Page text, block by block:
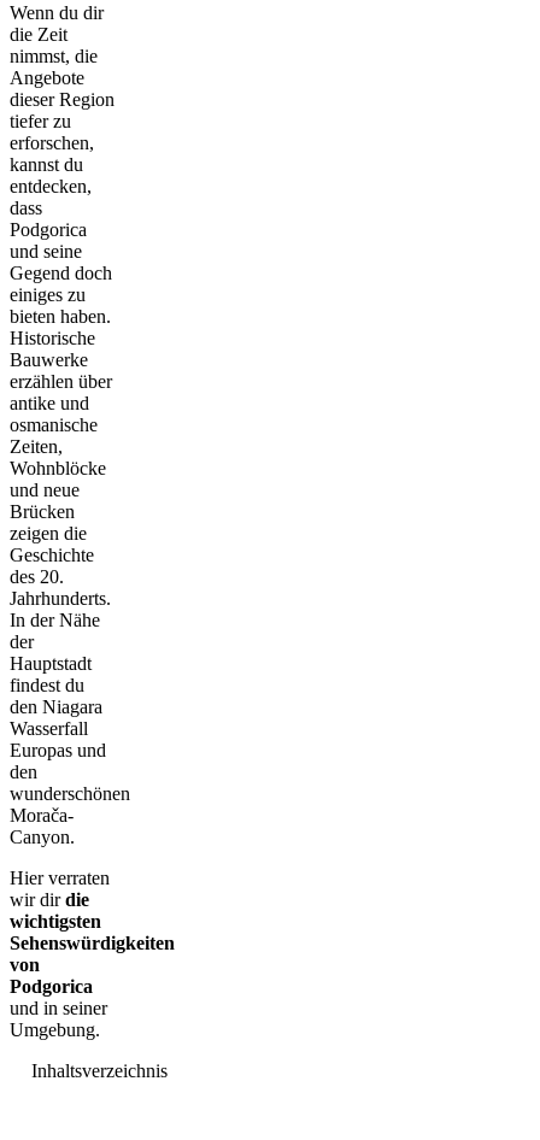
Wenn du dir
die Zeit
nimmst, die
Angebote
dieser Region
tiefer zu
erforschen,
kannst du
entdecken,
dass
Podgorica
und seine
Gegend doch
einiges zu
bieten haben.
Historische
Bauwerke
erzählen über
antike und
osmanische
Zeiten,
Wohnblöcke
und neue
Brücken
zeigen die
Geschichte
des 20.
Jahrhunderts.
In der Nähe
der
Hauptstadt
findest du
den Niagara
Wasserfall
Europas und
den
wunderschönen
Morača-
Canyon.
Hier verraten
wir dirdie
wichtigsten
Sehenswürdigkeiten
von
Podgorica
und in seiner
Umgebung.
Inhaltsverzeichnis